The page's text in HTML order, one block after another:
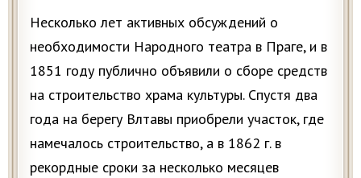
Несколько лет активных обсуждений о
необходимости Народного театра в Праге, и в
1851 году публично объявили о сборе средств
на строительство храма культуры. Спустя два
года на берегу Влтавы приобрели участок, где
намечалось строительство, а в 1862 г. в
рекордные сроки за несколько месяцев